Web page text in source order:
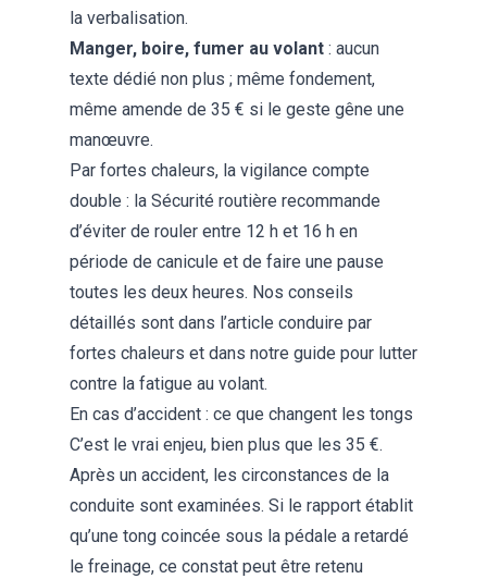
la verbalisation.
Manger, boire, fumer au volant : aucun
texte dédié non plus ; même fondement,
même amende de 35 € si le geste gêne une
manœuvre.
Par fortes chaleurs, la vigilance compte
double : la Sécurité routière recommande
d’éviter de rouler entre 12 h et 16 h en
période de canicule et de faire une pause
toutes les deux heures. Nos conseils
détaillés sont dans l’article conduire par
fortes chaleurs et dans notre guide pour lutter
contre la fatigue au volant.
En cas d’accident : ce que changent les tongs
C’est le vrai enjeu, bien plus que les 35 €.
Après un accident, les circonstances de la
conduite sont examinées. Si le rapport établit
qu’une tong coincée sous la pédale a retardé
le freinage, ce constat peut être retenu